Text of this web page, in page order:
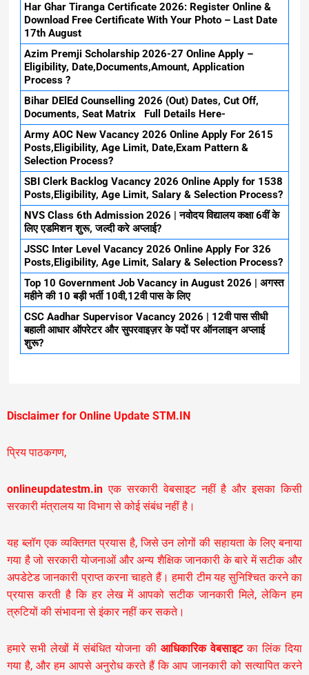
Har Ghar Tiranga Certificate 2026: Register Online &
Download Free Certificate With Your Photo – Last Date
17th August
Azim Premji Scholarship 2026-27 Online Apply –
Eligibility, Date,Documents,Amount, Application
Process ?
Bihar DElEd Counselling 2026 (Out) Dates, Cut Off,
Documents, Seat Matrix Full Details Here-
Army AOC New Vacancy 2026 Online Apply For 2615
Posts,Eligibility, Age Limit, Date,Exam Pattern &
Selection Process?
SBI Clerk Backlog Vacancy 2026 Online Apply for 1538
Posts,Eligibility, Age Limit, Salary & Selection Process?
NVS Class 6th Admission 2026 | नवोदय विद्यालय कक्षा 6वीं के
लिए एडमिशन शुरू, जल्दी करे अप्लाई?
JSSC Inter Level Vacancy 2026 Online Apply For 326
Posts,Eligibility, Age Limit, Salary & Selection Process?
Top 10 Government Job Vacancy in August 2026 | अगस्त
महीने की 10 बड़ी भर्ती 10वी,12वी पास के लिए
CSC Aadhar Supervisor Vacancy 2026 | 12वी पास सीधी
बहाली आधार ऑपरेटर और सुपरवाइज़र के पदों पर ऑनलाइन अप्लाई
शुरू?
Disclaimer for Online Update STM.IN
प्रिय पाठकगण,
onlineupdatestm.in एक सरकारी वेबसाइट नहीं है और इसका किसी
सरकारी मंत्रालय या विभाग से कोई संबंध नहीं है।
यह ब्लॉग एक व्यक्तिगत प्रयास है, जिसे उन लोगों की सहायता के लिए बनाया
गया है जो सरकारी योजनाओं और अन्य शैक्षिक जानकारी के बारे में सटीक और
अपडेटेड जानकारी प्राप्त करना चाहते हैं। हमारी टीम यह सुनिश्चित करने का
प्रयास करती है कि हर लेख में आपको सटीक जानकारी मिले, लेकिन हम
त्रुटियों की संभावना से इंकार नहीं कर सकते।
हमारे सभी लेखों में संबंधित योजना की आधिकारिक वेबसाइटका लिंक दिया
गया है, और हम आपसे अनुरोध करते हैं कि आप जानकारी को सत्यापित करने